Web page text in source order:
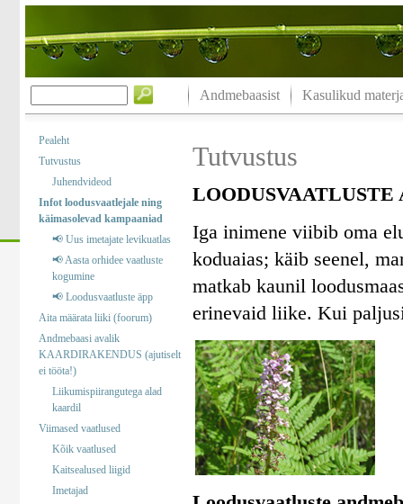
Andmebaasist Kasulikud
Pealeht
Tutvustus
Juhendvideod
Infot loodusvaatlejale ning
käimasolevad kampaaniad
📢 Uus imetajate levikuatlas
📢 Aasta orhidee vaatluste
kogumine
📢 Loodusvaatluste äpp
Aita määrata liiki (foorum)
Andmebaasi avalik
KAARDIRAKENDUS (ajutiselt
ei tööta!)
Liikumispiirangutega alad
kaardil
Viimased vaatlused
Kõik vaatlused
Kaitsealused liigid
Imetajad
Tutvustus
LOODUSVAATLUSTE
Iga inimene viibib oma
koduaias; käib seenel,
matkab kaunil
erinevaid liike. Kui